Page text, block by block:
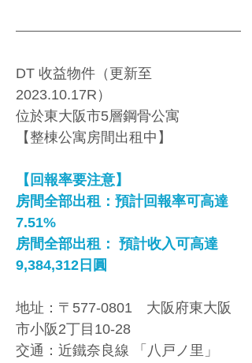
DT 收益物件（更新至
2023.10.17R）
位於東大阪市5層鋼骨公寓
【整棟公寓房間出租中】
【回報率要注意】
房間全部出租：預計回報率可高達
7.51%
房間全部出租： 預計收入可高達
9,384,312日圓
地址：〒577-0801　大阪府東大阪
市小阪2丁目10-28
交通：近鐵奈良線 「八戸ノ里」